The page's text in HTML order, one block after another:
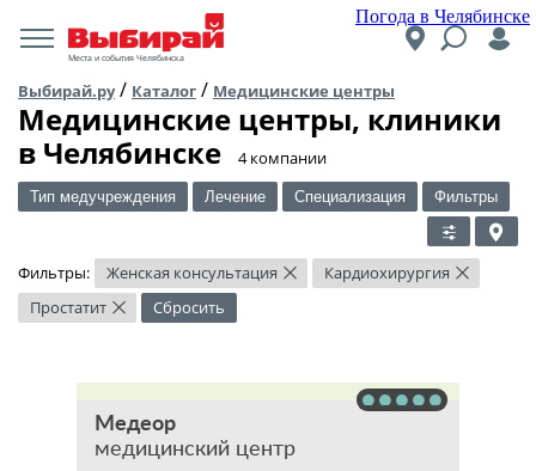
Погода в Челябинске
Места и события Челябинска
Выбирай.ру/ Каталог / Медицинские центры
Медицинские центры, клиники
в Челябинске
​4 компании
Тип медучреждения Лечение Специализация Фильтры
Фильтры: Женская консультация × Кардиохирургия ×
Простатит × Сбросить
Медеор
медицинский центр